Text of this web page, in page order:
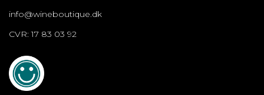
info@wineboutique.dk
CVR: 17 83 03 92